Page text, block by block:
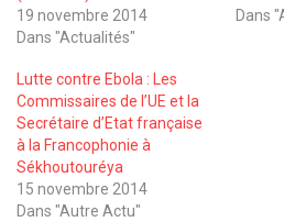
19 novembre 2014
Dans "Actualités"
Dans
Lutte contre Ebola : Les
Commissaires de l’UE et la
Secrétaire d’Etat française
à la Francophonie à
Sékhoutouréya
15 novembre 2014
Dans "Autre Actu"